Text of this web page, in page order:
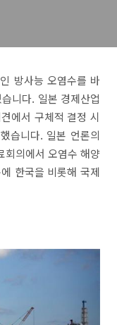
방사능 오염수를 바
니다. 일본 경제산업
에서 구체적 결정 시
습니다. 일본 언론의
회의에서 오염수 해양
한국을 비롯해 국제